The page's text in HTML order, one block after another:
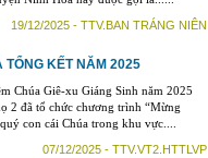
19/12/2025 - TTV.BAN TRÁNG NIÊN
TỔNG KẾT NĂM 2025
Chúa Giê-xu Giáng Sinh năm 2025
2 đã tổ chức chương trình “Mừng
con cái Chúa trong khu vực....
07/12/2025 - TTV.VT2.HTTLVP